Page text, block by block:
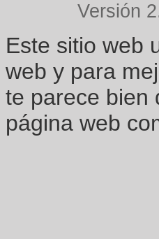
Versión
Este sitio web
web y para
te parece bien
página web